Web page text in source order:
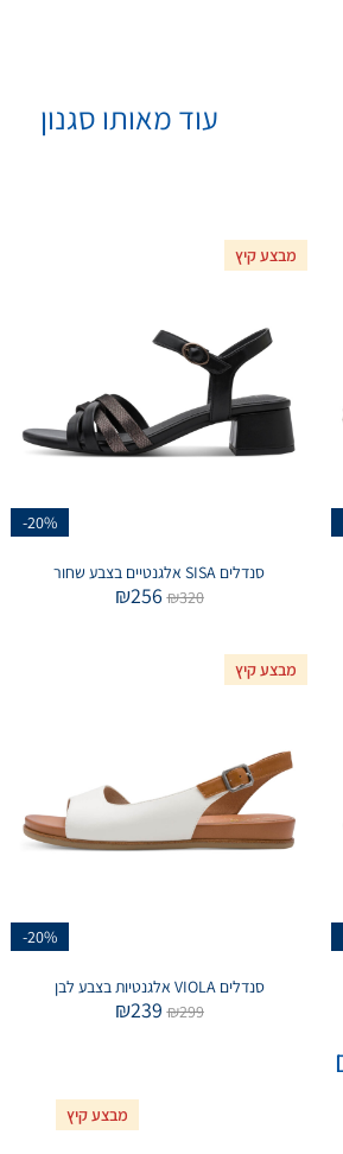
עוד מאותו סגנון
מבצע קיץ
-20%
סנדלים SISA אלגנטיים בצבע שחור
₪320
₪256
מבצע קיץ
-20%
סנדלים VIOLA אלגנטיות בצבע לבן
₪299
₪239
מבצע קיץ